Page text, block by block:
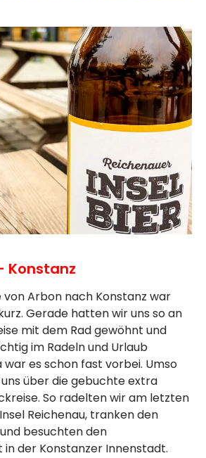
Konstanz
Arbon nach Konstanz war
Gerade hatten wir uns so an
mit dem Rad gewöhnt und
im Radeln und Urlaub
es schon fast vorbei. Umso
über die gebuchte extra
So radelten wir am letzten
Reichenau, tranken den
besuchten den
der Konstanzer Innenstadt.